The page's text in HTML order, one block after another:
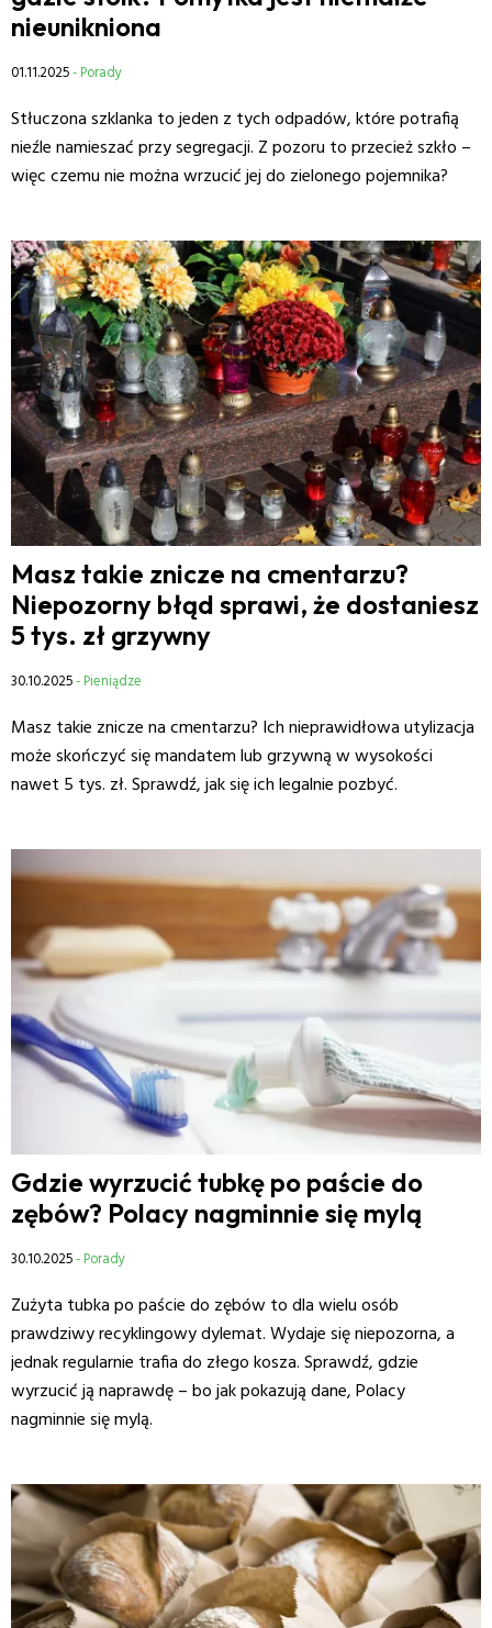
nieunikniona
01.11.2025- Porady
Stłuczona szklanka to jeden z tych odpadów, które potrafią
nieźle namieszać przy segregacji. Z pozoru to przecież szkło –
więc czemu nie można wrzucić jej do zielonego pojemnika?
Masz takie znicze na cmentarzu?
Niepozorny błąd sprawi, że dostaniesz
5 tys. zł grzywny
30.10.2025- Pieniądze
Masz takie znicze na cmentarzu? Ich nieprawidłowa utylizacja
może skończyć się mandatem lub grzywną w wysokości
nawet 5 tys. zł. Sprawdź, jak się ich legalnie pozbyć.
Gdzie wyrzucić tubkę po paście do
zębów? Polacy nagminnie się mylą
30.10.2025- Porady
Zużyta tubka po paście do zębów to dla wielu osób
prawdziwy recyklingowy dylemat. Wydaje się niepozorna, a
jednak regularnie trafia do złego kosza. Sprawdź, gdzie
wyrzucić ją naprawdę – bo jak pokazują dane, Polacy
nagminnie się mylą.